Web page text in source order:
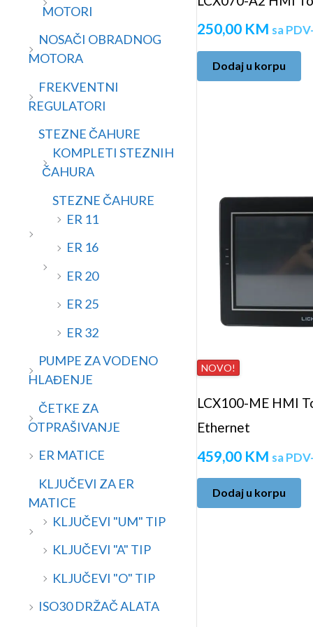
MOTORI
NOSAČI OBRADNOG
MOTORA
FREKVENTNI
REGULATORI
STEZNE ČAHURE
KOMPLETI STEZNIH
ČAHURA
STEZNE ČAHURE
ER 11
ER 16
ER 20
ER 25
ER 32
PUMPE ZA VODENO
HLAĐENJE
ČETKE ZA
OTPRAŠIVANJE
ER MATICE
KLJUČEVI ZA ER
MATICE
KLJUČEVI "UM" TIP
KLJUČEVI "A" TIP
KLJUČEVI "O" TIP
ISO30 DRŽAČ ALATA
250,00 KM sa
Dodaj u korpu
NOVO!
LCX100-ME HMI
Ethernet
459,00 KM sa
Dodaj u korpu